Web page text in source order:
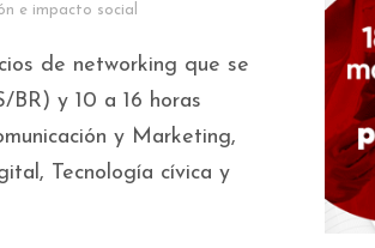
e impacto social
de networking que se
y 10 a 16 horas
y Marketing,
Tecnología cívica y